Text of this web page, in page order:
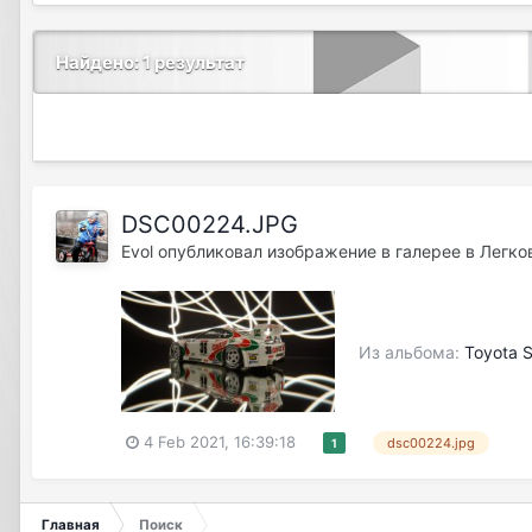
Найдено: 1 результат
DSC00224.JPG
Evol опубликовал изображение в галерее в
Из альбома: Toyota
4 Feb 2021, 16:39:18 1 dsc00224.jpg
Главная Поиск